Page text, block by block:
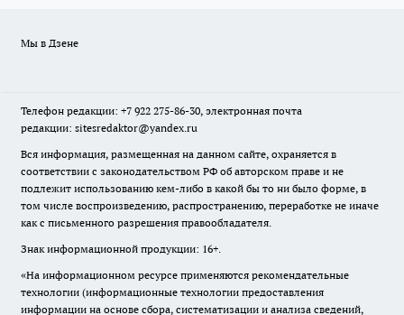
Мы в Дзене
Телефон редакции: +7 922 275-86-30, электронная почта
редакции: sitesredaktor@yandex.ru
Вся информация, размещенная на данном сайте, охраняется в
соответствии с законодательством РФ об авторском праве и не
подлежит использованию кем-либо в какой бы то ни было форме, в
том числе воспроизведению, распространению, переработке не иначе
как с письменного разрешения правообладателя.
Знак информационной продукции: 16+.
«На информационном ресурсе применяются рекомендательные
технологии (информационные технологии предоставления
информации на основе сбора, систематизации и анализа сведений,